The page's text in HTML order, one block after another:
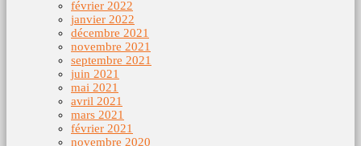
février 2022
janvier 2022
décembre 2021
novembre 2021
septembre 2021
juin 2021
mai 2021
avril 2021
mars 2021
février 2021
novembre 2020